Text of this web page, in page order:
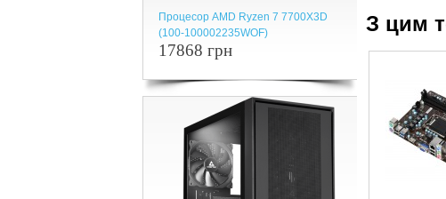
Процесор AMD Ryzen 7 7700X3D
(100-100002235WOF)
17868 грн
З цим